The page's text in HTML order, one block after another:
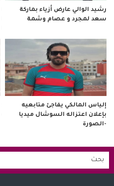
رشيد الوالي عارض أزياء بماركة
سعد لمجرد و عصام وشمة
إلياس المالكي يفاجئ متابعيه
بإعلان اعتزاله السوشال ميديا
-الصورة